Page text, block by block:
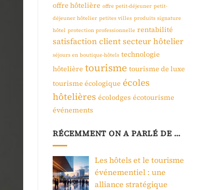
offre hôtelière offre petit-déjeuner petit-
déjeuner hôtelier petites villes produits signature
hôtel protection professionnelle rentabilité
satisfaction clientsecteur hôtelier
séjours en boutique-hôtels technologie
hôtelière tourisme tourisme de luxe
tourisme écologique écoles
hôtelières écolodges écotourisme
événements
RÉCEMMENT ON A PARLÉ DE …
Les hôtels et le tourisme
événementiel : une
alliance stratégique